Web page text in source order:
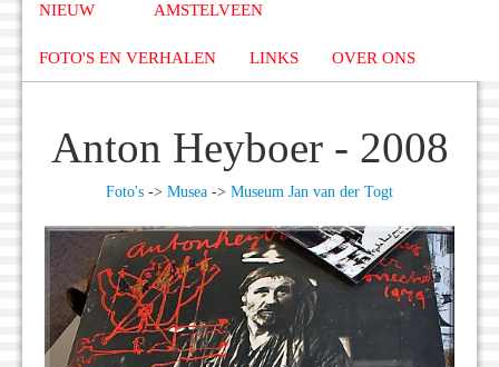
NIEUW AMSTELVEEN
FOTO'S EN VERHALEN LINKS OVER ONS
Anton Heyboer - 2008
Foto's -> Musea -> Museum Jan van der Togt